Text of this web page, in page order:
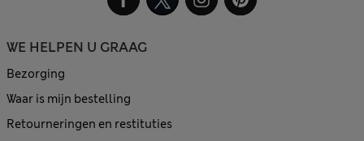
WE HELPEN U GRAAG
Bezorging
Waar is mijn bestelling
Retourneringen en restituties